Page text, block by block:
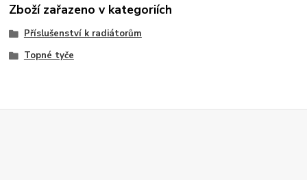
Zboží zařazeno v kategoriích
Příslušenství k radiátorům
Topné tyče